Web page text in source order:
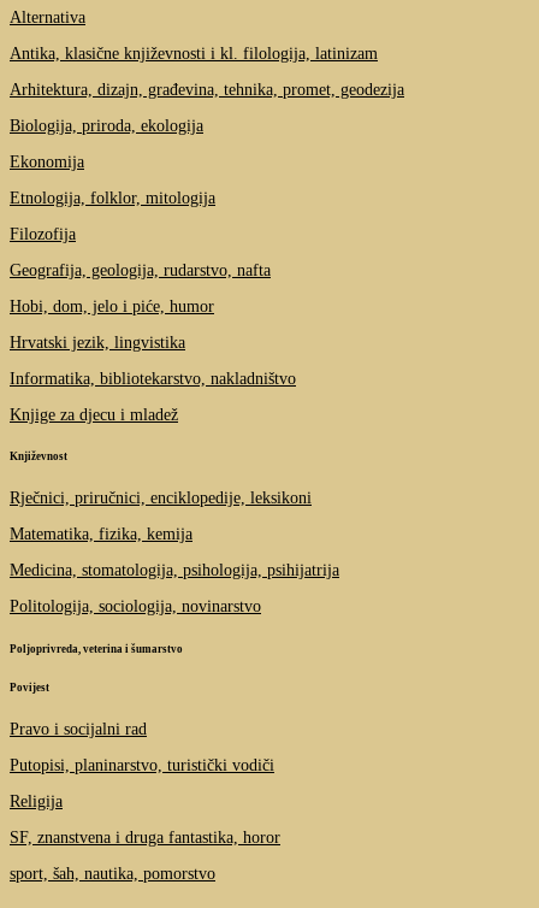
Alternativa
Antika, klasične književnosti i kl. filologija, latinizam
Arhitektura, dizajn, građevina, tehnika, promet, geodezija
Biologija, priroda, ekologija
Ekonomija
Etnologija, folklor, mitologija
Filozofija
Geografija, geologija, rudarstvo, nafta
Hobi, dom, jelo i piće, humor
Hrvatski jezik, lingvistika
Informatika, bibliotekarstvo, nakladništvo
Knjige za djecu i mladež
Književnost
Rječnici, priručnici, enciklopedije, leksikoni
Matematika, fizika, kemija
Medicina, stomatologija, psihologija, psihijatrija
Politologija, sociologija, novinarstvo
Poljoprivreda, veterina i šumarstvo
Povijest
Pravo i socijalni rad
Putopisi, planinarstvo, turistički vodiči
Religija
SF, znanstvena i druga fantastika, horor
sport, šah, nautika, pomorstvo